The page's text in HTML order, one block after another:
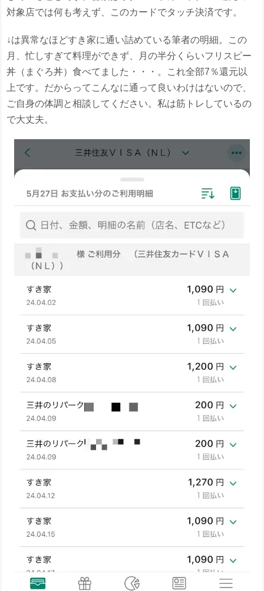
対象店では何も考えず、このカードでタッチ決済です。
↓は異常なほどすき家に通い詰めている筆者の明細。この
月、忙しすぎて料理ができず、月の半分くらいフリスピー
丼（まぐろ丼）食べてました・・・。これ全部7％還元以
上です。だからってこんなに通って良いわけはないので、
ご自身の体調と相談してください。私は筋トレしているの
で大丈夫。